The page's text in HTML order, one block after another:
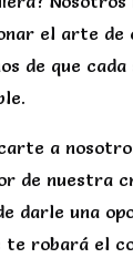
el arte
de que
a
de nuestra
darle una
robará el